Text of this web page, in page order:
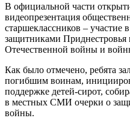
В официальной части
видеопрезентация
старшеклассников – участие
защитниками Приднестровья
Отечественной войны и
Как было отмечено, ребята
погибшим воинам,
поддержке детей-сирот,
в местных СМИ очерки о
войны.